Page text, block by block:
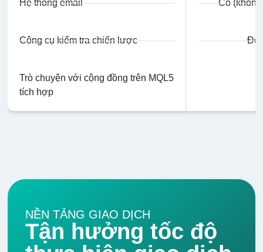
Hệ thống email
Công cụ kiểm tra chiến lược
Trò chuyện với cộng đồng trên MQL5
tích hợp
Có
NỀN TẢNG GIAO DỊCH
Tận hưởng tốc độ